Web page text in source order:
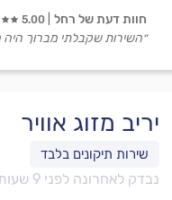
חוות דעת של רחל 5.00
״השירות שקבלתי מברוך היה
יריב מזוג אוויר
נבדק לאחרונה לפני 9 שעות